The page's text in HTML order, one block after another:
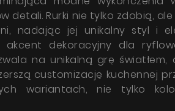
detali. Rurki nie tylko zdobią,
nadając jej unikalny styl i
akcent dekoracyjny dla
na unikalną grę światłem,
customizację kuchennej
wariantach, nie tylko